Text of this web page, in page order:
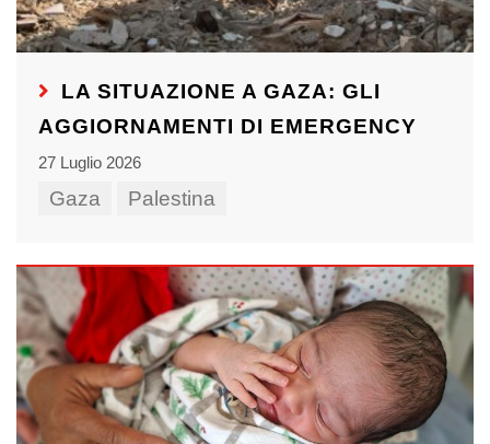
LA SITUAZIONE A GAZA: GLI
AGGIORNAMENTI DI EMERGENCY
27 Luglio 2026
Gaza Palestina